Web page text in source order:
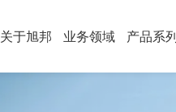
关于旭邦 业务领域 产品系列